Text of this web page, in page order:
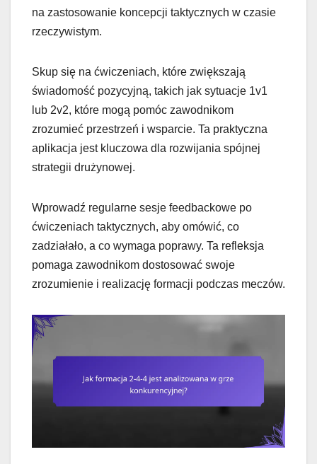
na zastosowanie koncepcji taktycznych w czasie
rzeczywistym.
Skup się na ćwiczeniach, które zwiększają
świadomość pozycyjną, takich jak sytuacje 1v1
lub 2v2, które mogą pomóc zawodnikom
zrozumieć przestrzeń i wsparcie. Ta praktyczna
aplikacja jest kluczowa dla rozwijania spójnej
strategii drużynowej.
Wprowadź regularne sesje feedbackowe po
ćwiczeniach taktycznych, aby omówić, co
zadziałało, a co wymaga poprawy. Ta refleksja
pomaga zawodnikom dostosować swoje
zrozumienie i realizację formacji podczas meczów.